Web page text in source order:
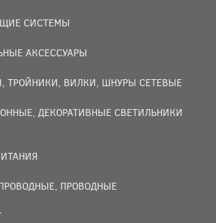
СИСТЕМЫ
АКСЕССУАРЫ
ТРОЙНИКИ, ВИЛКИ, ШНУРЫ СЕТЕВЫЕ
ДЕКОРАТИВНЫЕ СВЕТИЛЬНИКИ
ПРОВОДНЫЕ